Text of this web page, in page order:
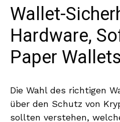
Wallet-
Hardware,
Paper Wallets
Die Wahl des richtigen
über den Schutz von
sollten verstehen,